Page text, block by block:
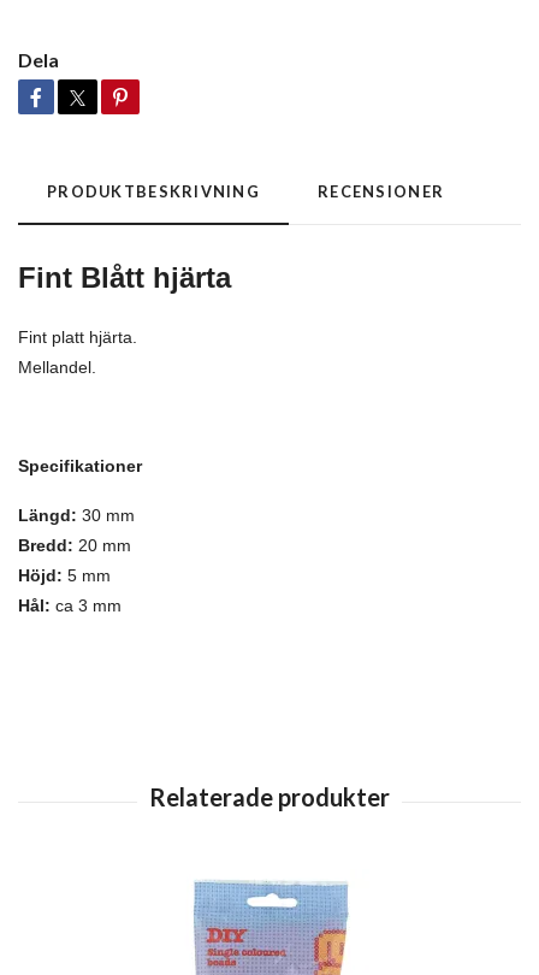
Dela
PRODUKTBESKRIVNING RECENSIONER
Fint Blått hjärta
Fint platt hjärta.
Mellandel.
Specifikationer
Längd: 30 mm
Bredd: 20 mm
Höjd: 5 mm
Hål: ca 3 mm